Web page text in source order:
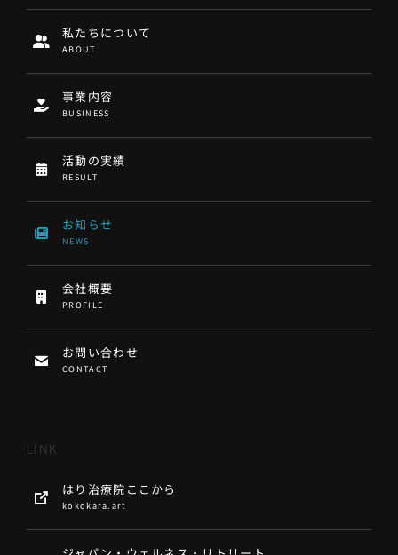
私たちについて
ABOUT
事業内容
BUSINESS
活動の実績
RESULT
お知らせ
NEWS
会社概要
PROFILE
お問い合わせ
CONTACT
LINK
はり治療院ここから
kokokara.art